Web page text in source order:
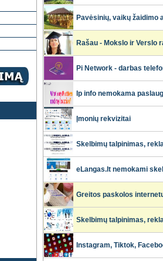
Pavėsinių, vaikų žaidimo
Rašau - Mokslo ir Verslo
Pi Network - darbas
Ip info nemokama
Įmonių rekvizitai
Skelbimų talpinimas,
eLangas.lt nemokami
Greitos paskolos
Skelbimų talpinimas,
Instagram, Tiktok,